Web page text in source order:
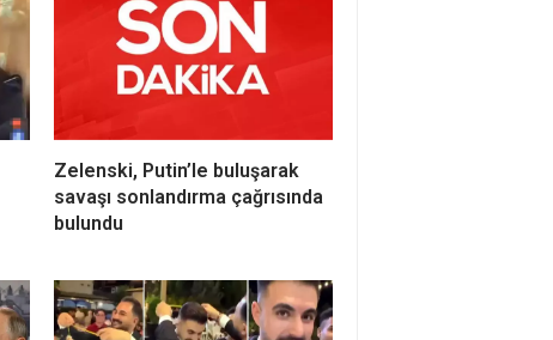
Zelenski, Putin’le buluşarak
savaşı sonlandırma çağrısında
bulundu